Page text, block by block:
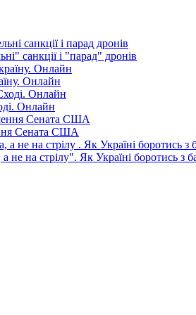
санкції і "парад" дронів
Онлайн
Онлайн
Сената США
на стрілу". Як Україні боротись з